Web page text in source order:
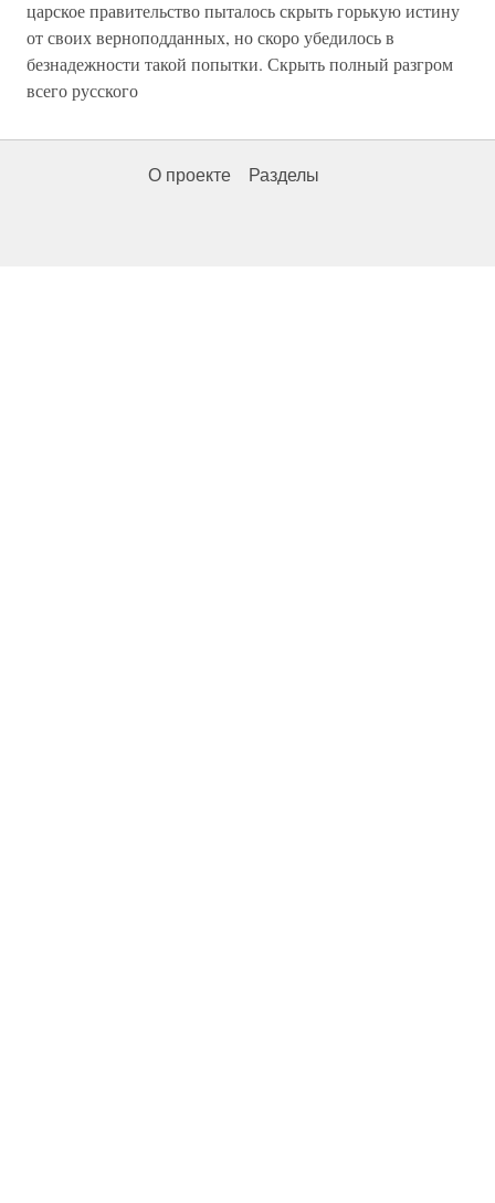
царское правительство пыталось скрыть горькую истину
от своих верноподданных, но скоро убедилось в
безнадежности такой попытки. Скрыть полный разгром
всего русского
О проекте Разделы